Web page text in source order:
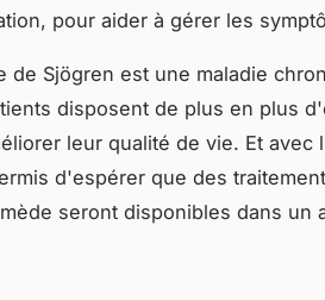
pour aider à gérer les
de Sjögren est une maladie
disposent de plus en plus
leur qualité de vie. Et avec
d'espérer que des
seront disponibles dans un